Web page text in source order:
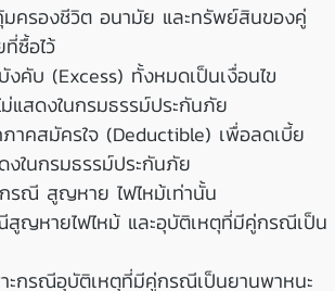
ครองชีวิต อนามัย และทรัพย์สินของคู่
ซื้อไว้
คับ (Excess) ทั้งหมดเป็นเงื่อนไข
แสดงในกรมธรรม์ประกันภัย
าคสมัครใจ (Deductible) เพื่อลดเบี้ย
งในกรมธรรม์ประกันภัย
รณี สูญหาย ไฟไหม้เท่านั้น
ญหายไฟไหม้ และอุบัติเหตุที่มีคู่กรณีเป็น
ะกรณีอุบัติเหตุที่มีคู่กรณีเป็นยานพาหนะ